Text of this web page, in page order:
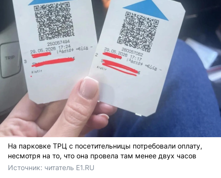
На парковке ТРЦ с посетительницы потребовали оплату,
несмотря на то, что она провела там менее двух часов
Источник: читатель E1.RU